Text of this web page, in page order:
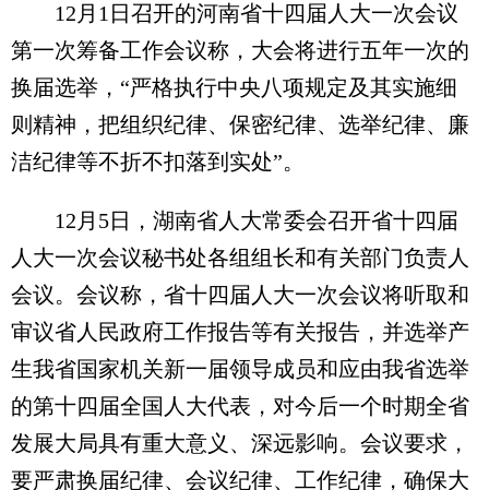
12月1日召开的河南省十四届人大一次会议
第一次筹备工作会议称，大会将进行五年一次的
换届选举，“严格执行中央八项规定及其实施细
则精神，把组织纪律、保密纪律、选举纪律、廉
洁纪律等不折不扣落到实处”。
12月5日，湖南省人大常委会召开省十四届
人大一次会议秘书处各组组长和有关部门负责人
会议。会议称，省十四届人大一次会议将听取和
审议省人民政府工作报告等有关报告，并选举产
生我省国家机关新一届领导成员和应由我省选举
的第十四届全国人大代表，对今后一个时期全省
发展大局具有重大意义、深远影响。会议要求，
要严肃换届纪律、会议纪律、工作纪律，确保大